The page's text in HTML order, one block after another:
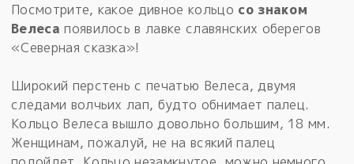
Посмотрите, какое дивное кольцо со знаком
Велеса появилось в лавке славянских оберегов
«Северная сказка»!
Широкий перстень с печатью Велеса, двумя
следами волчьих лап, будто обнимает палец.
Кольцо Велеса вышло довольно большим, 18 мм.
Женщинам, пожалуй, не на всякий палец